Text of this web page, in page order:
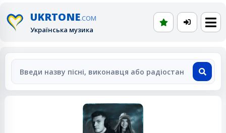
UKRTONE.COM
Українська музика